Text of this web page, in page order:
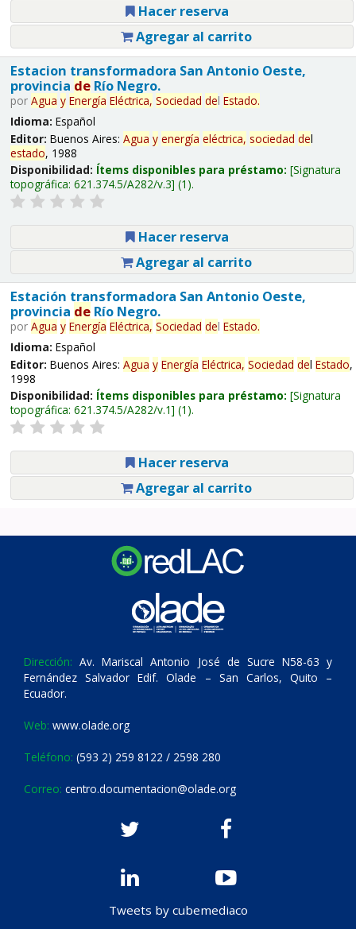
Hacer reserva
Agregar al carrito
Estacion transformadora San Antonio Oeste,
provincia deRío Negro.
por Agua y Energía Eléctrica, Sociedad del Estado.
Idioma: Español
Editor: Buenos Aires: Agua y energía eléctrica, sociedad del
estado, 1988
Disponibilidad: Ítems disponibles para préstamo: Signatura
topográfica: 621.374.5/A282/v.3 (1).
Hacer reserva
Agregar al carrito
Estación transformadora San Antonio Oeste,
provincia deRío Negro.
por Agua y Energía Eléctrica, Sociedad del Estado.
Idioma: Español
Editor: Buenos Aires: Agua y Energía Eléctrica, Sociedad del Estado,
1998
Disponibilidad: Ítems disponibles para préstamo: Signatura
topográfica: 621.374.5/A282/v.1 (1).
Hacer reserva
Agregar al carrito
Dirección: Av. Mariscal Antonio José de Sucre N58-63 y
Fernández Salvador Edif. Olade – San Carlos, Quito –
Ecuador.
Web: www.olade.org
Teléfono: (593 2) 259 8122 / 2598 280
Correo: centro.documentacion@olade.org
Tweets by cubemediaco